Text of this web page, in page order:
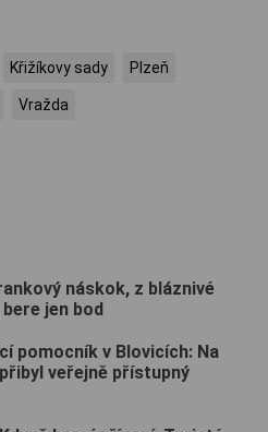
Křižíkovy sady Plzeň
Vražda
náskok, z bláznivé
jen bod
pomocník v Blovicích: Na
veřejně přístupný